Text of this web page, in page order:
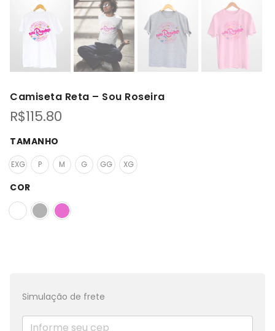
Camiseta Reta – Sou Roseira
R$115.80
TAMANHO
EXG P M G GG XG
COR
Simulação de frete